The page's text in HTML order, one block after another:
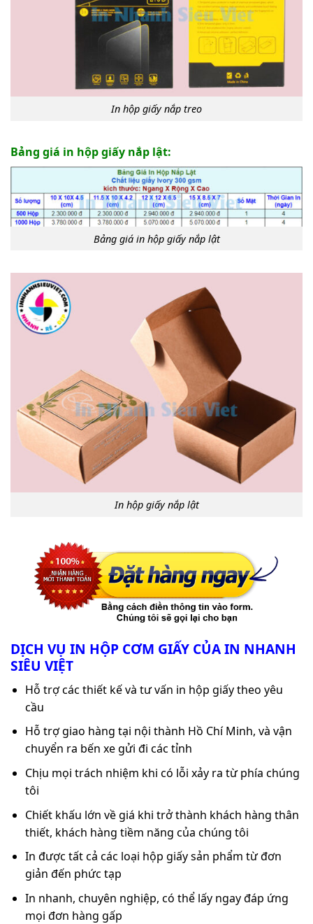
In hộp giấy nắp treo
Bảng giá in hộp giấy nắp lật:
Bảng giá in hộp giấy nắp lật
In hộp giấy nắp lật
DỊCH VỤ IN HỘP CƠM GIẤY CỦA IN NHANH
SIÊU VIỆT
Hỗ trợ các thiết kế và tư vấn in hộp giấy theo yêu
cầu
Hỗ trợ giao hàng tại nội thành Hồ Chí Minh, và vận
chuyển ra bến xe gửi đi các tỉnh
Chịu mọi trách nhiệm khi có lỗi xảy ra từ phía chúng
tôi
Chiết khấu lớn về giá khi trở thành khách hàng thân
thiết, khách hàng tiềm năng của chúng tôi
In được tất cả các loại hộp giấy sản phẩm từ đơn
giản đến phức tạp
In nhanh, chuyên nghiệp, có thể lấy ngay đáp ứng
mọi đơn hàng gấp